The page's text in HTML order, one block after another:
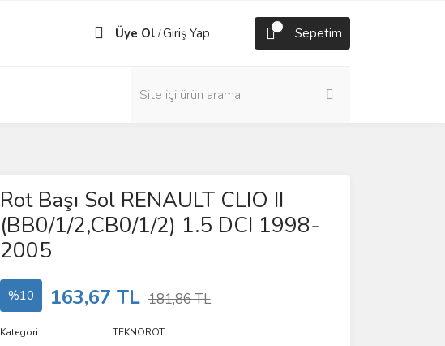
Üye Ol /Giriş Yap Sepetim
Rot Başı Sol RENAULT CLIO II
(BB0/1/2,CB0/1/2) 1.5 DCI 1998-
2005
%10 163,67 TL 181,86 TL
Kategori
TEKNOROT